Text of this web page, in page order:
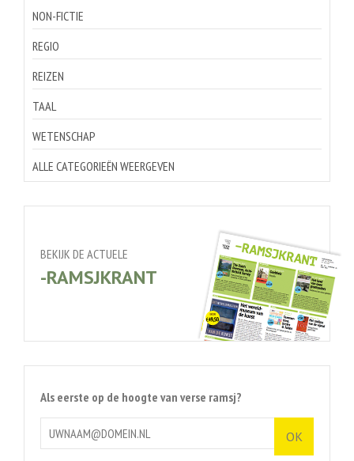
NON-FICTIE
REGIO
REIZEN
TAAL
WETENSCHAP
ALLE CATEGORIEËN WEERGEVEN
BEKIJK DE ACTUELE
-RAMSJKRANT
Als eerste op de hoogte van verse ramsj?